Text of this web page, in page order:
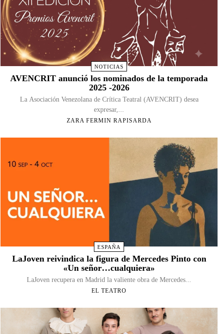
NOTICIAS
AVENCRIT anunció los nominados de la temporada
2025 -2026
La Asociación Venezolana de Crítica Teatral (AVENCRIT) desea
expresar,...
ZARA FERMIN RAPISARDA
ESPAÑA
LaJoven reivindica la figura de Mercedes Pinto con
«Un señor…cualquiera»
LaJoven recupera en Madrid la valiente obra de Mercedes...
EL TEATRO